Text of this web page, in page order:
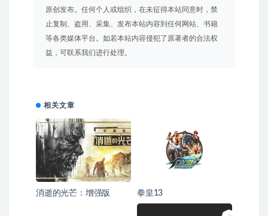
原创发布。任何个人或组织，在未征得本站同意时，禁
止复制、盗用、采集、发布本站内容到任何网站、书籍
等各类媒体平台。如若本站内容侵犯了原著者的合法权
益，可联系我们进行处理。
相关文章
消逝的光芒：增强版
拳皇13